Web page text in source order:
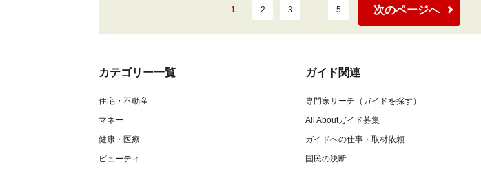
1 2 3 … 5 次のページへ
カテゴリー一覧
住宅・不動産
マネー
健康・医療
ビューティ
ガイド関連
専門家サーチ（ガイドを探す）
All Aboutガイド募集
ガイドへの仕事・取材依頼
国民の決断